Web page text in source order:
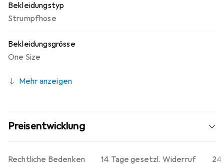
Bekleidungstyp
Strumpfhose
Bekleidungsgrösse
One Size
Mehr anzeigen
Preisentwicklung
14 Tage gesetzl. Widerruf
24
Rechtliche Bedenken